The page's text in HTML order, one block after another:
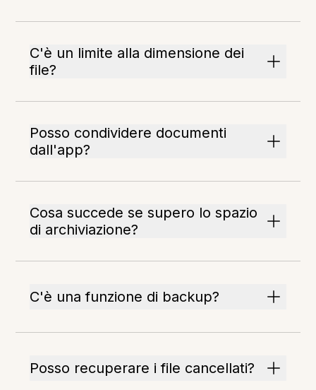
C'è un limite alla dimensione dei
file?
Posso condividere documenti
dall'app?
Cosa succede se supero lo spazio
di archiviazione?
C'è una funzione di backup?
Posso recuperare i file cancellati?